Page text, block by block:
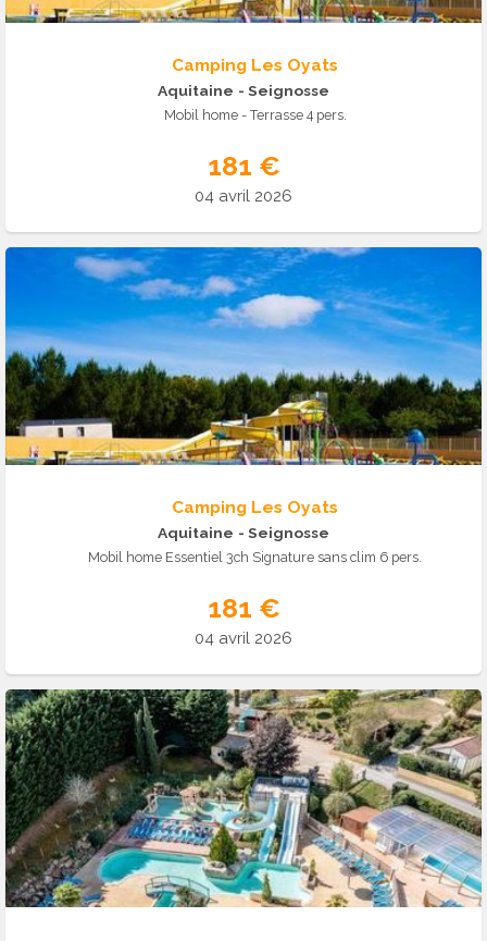
Camping Les Oyats
Aquitaine - Seignosse
Mobil home - Terrasse 4 pers.
181 €
04 avril 2026
Camping Les Oyats
Aquitaine - Seignosse
Mobil home Essentiel 3ch Signature sans clim 6 pers.
181 €
04 avril 2026